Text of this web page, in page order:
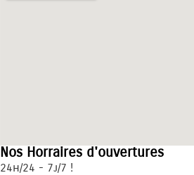
Nos Horraires d'ouvertures
24h/24 - 7j/7 !